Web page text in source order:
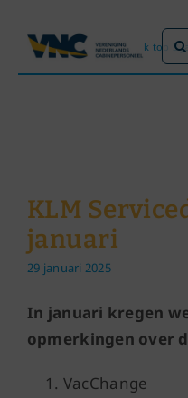
naar
inhoud
Dossiers
Maatschappijen
Word lid!
Home» KLM Servicedesk top 3
KLM
januari
29 januari 2025
In januari kregen
opmerkingen over
VacChange